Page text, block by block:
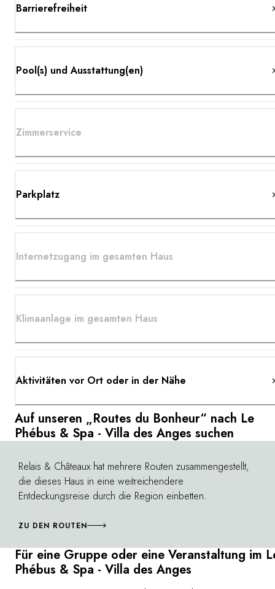
Barrierefreiheit
Pool(s) und Ausstattung(en)
Zimmerservice
Parkplatz
Internetzugang im gesamten Haus
Klimaanlage im gesamten Haus
Aktivitäten vor Ort oder in der Nähe
Auf unseren „Routes du Bonheur“ nach Le
Phébus & Spa - Villa des Anges suchen
©
Relais & Châteaux hat mehrere Routen zusammengestellt,
die dieses Haus in eine weitreichendere
Entdeckungsreise durch die Region einbetten.
ZU DEN ROUTEN
Für eine Gruppe oder eine Veranstaltung im
Phébus & Spa - Villa des Anges